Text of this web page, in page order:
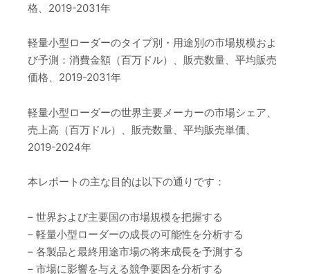
格、2019-2031年
軽量小型ローダーのタイプ別・用途別の市場規模およ
び予測：消費金額（百万ドル）、販売数量、平均販売
価格、2019-2031年
軽量小型ローダーの世界主要メーカーの市場シェア、
売上高（百万ドル）、販売数量、平均販売単価、
2019-2024年
本レポートの主な目的は以下の通りです：
– 世界および主要国の市場規模を把握する
– 軽量小型ローダーの成長の可能性を分析する
– 各製品と最終用途市場の将来成長を予測する
– 市場に影響を与える競争要因を分析する